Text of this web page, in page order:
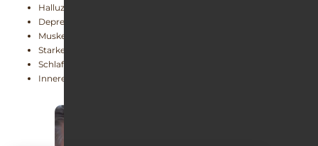
Halluzinationen und Wahnvorstellungen
Depressive Verstimmungen und Wesensveränderungen
Muskelkrämpfe
Starkes Schwitzen und Zittern
Schlafstörungen (Rebound-Insomnie)
Innere Unruhe